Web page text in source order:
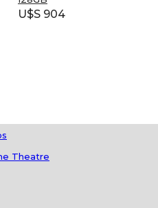
Theatre
U$S 904